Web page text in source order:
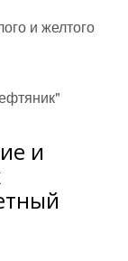
и желтого
и